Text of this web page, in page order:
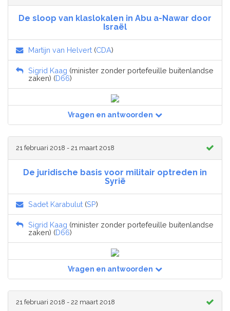
De sloop van klaslokalen in Abu a-Nawar door
Israël
Martijn van Helvert (CDA)
Sigrid Kaag (minister zonder portefeuille buitenlandse
zaken) (D66)
Vragen en antwoorden
21 februari 2018 - 21 maart 2018
De juridische basis voor militair optreden in
Syrië
Sadet Karabulut (SP)
Sigrid Kaag (minister zonder portefeuille buitenlandse
zaken) (D66)
Vragen en antwoorden
21 februari 2018 - 22 maart 2018